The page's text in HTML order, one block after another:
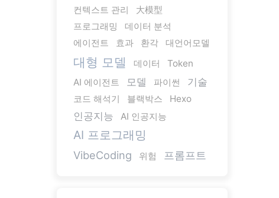
컨텍스트 관리
大模型
프로그래밍
데이터 분석
에이전트
효과 환각 대언어모델
대형 모델 데이터
Token
AI 에이전트
모델 파이썬 기술
코드 해석기 블랙박스 Hexo
인공지능 AI 인공지능
AI 프로그래밍
VibeCoding 위험 프롬프트